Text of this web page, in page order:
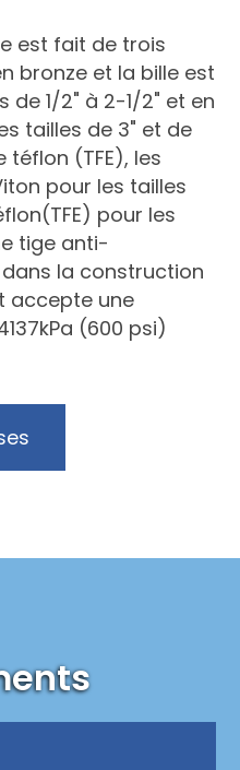
est fait de trois
bronze et la bille est
de 1/2" à 2-1/2" et en
tailles de 3" et de
téflon (TFE), les
pour les tailles
pour les
tige anti-
la construction
accepte une
(600 psi)